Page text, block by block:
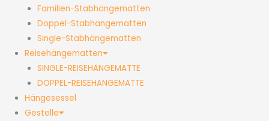
Familien-Stabhängematten
Doppel-Stabhängematten
Single-Stabhängematten
Reisehängematten
SINGLE-REISEHÄNGEMATTE
DOPPEL-REISEHÄNGEMATTE
Hängesessel
Gestelle